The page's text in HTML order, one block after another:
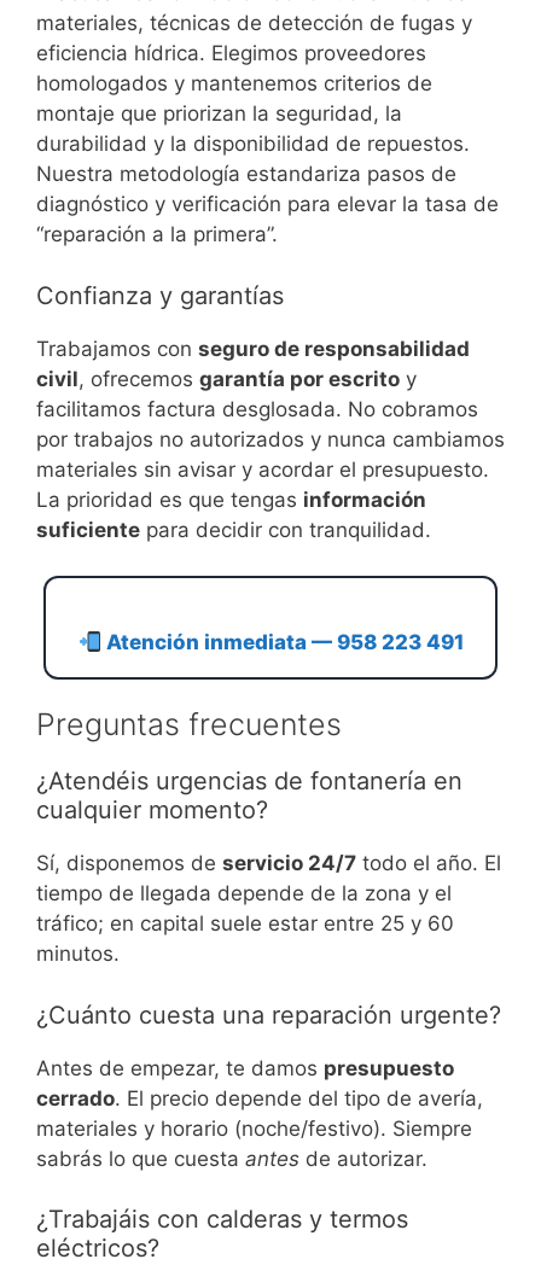
materiales, técnicas de detección de fugas y
eficiencia hídrica. Elegimos proveedores
homologados y mantenemos criterios de
montaje que priorizan la seguridad, la
durabilidad y la disponibilidad de repuestos.
Nuestra metodología estandariza pasos de
diagnóstico y verificación para elevar la tasa de
“reparación a la primera”.
Confianza y garantías
Trabajamos con seguro de responsabilidad
civil, ofrecemos garantía por escrito y
facilitamos factura desglosada. No cobramos
por trabajos no autorizados y nunca cambiamos
materiales sin avisar y acordar el presupuesto.
La prioridad es que tengas información
suficiente para decidir con tranquilidad.
Atención inmediata — 958 223 491
Preguntas frecuentes
¿Atendéis urgencias de fontanería en
cualquier momento?
Sí, disponemos de servicio 24/7 todo el año. El
tiempo de llegada depende de la zona y el
tráfico; en capital suele estar entre 25 y 60
minutos.
¿Cuánto cuesta una reparación urgente?
Antes de empezar, te damos presupuesto
cerrado. El precio depende del tipo de avería,
materiales y horario (noche/festivo). Siempre
sabrás lo que cuesta antes de autorizar.
¿Trabajáis con calderas y termos
eléctricos?